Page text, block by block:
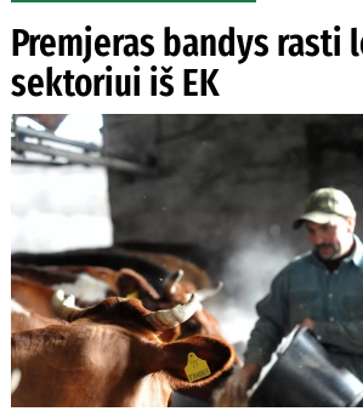
Premjeras bandys rasti
sektoriui iš EK